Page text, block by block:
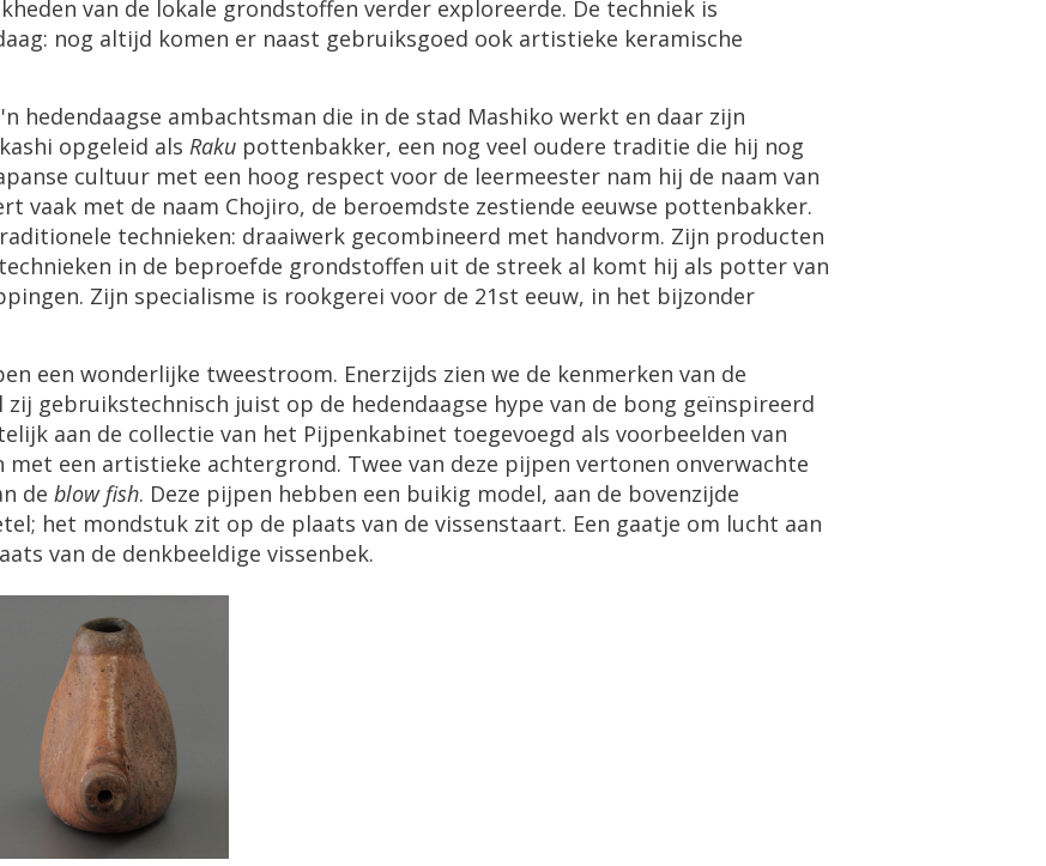
van de lokale grondstoffen verder exploreerde. De techniek is
nog altijd komen er naast gebruiksgoed ook artistieke keramische
hedendaagse ambachtsman die in de stad Mashiko werkt en daar zijn
opgeleid als Raku pottenbakker, een nog veel oudere traditie die hij nog
cultuur met een hoog respect voor de leermeester nam hij de naam van
vaak met de naam Chojiro, de beroemdste zestiende eeuwse pottenbakker.
technieken: draaiwerk gecombineerd met handvorm. Zijn producten
in de beproefde grondstoffen uit de streek al komt hij als potter van
Zijn specialisme is rookgerei voor de 21st eeuw, in het bijzonder
een wonderlijke tweestroom. Enerzijds zien we de kenmerken van de
gebruikstechnisch juist op de hedendaagse hype van de bong geïnspireerd
aan de collectie van het Pijpenkabinet toegevoegd als voorbeelden van
met een artistieke achtergrond. Twee van deze pijpen vertonen onverwachte
de blow fish. Deze pijpen hebben een buikig model, aan de bovenzijde
het mondstuk zit op de plaats van de vissenstaart. Een gaatje om lucht aan
van de denkbeeldige vissenbek.